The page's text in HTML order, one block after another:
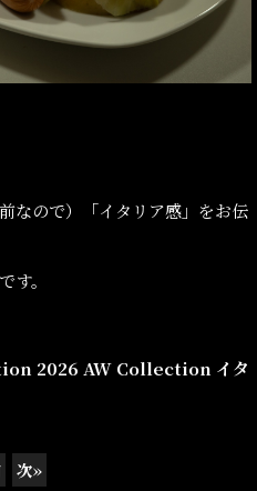
なので）「イタリア感」をお伝
す。
2026 AW Collection イタ
次»